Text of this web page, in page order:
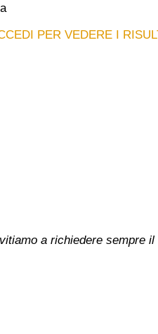
PER VEDERE I
a richiedere sempre